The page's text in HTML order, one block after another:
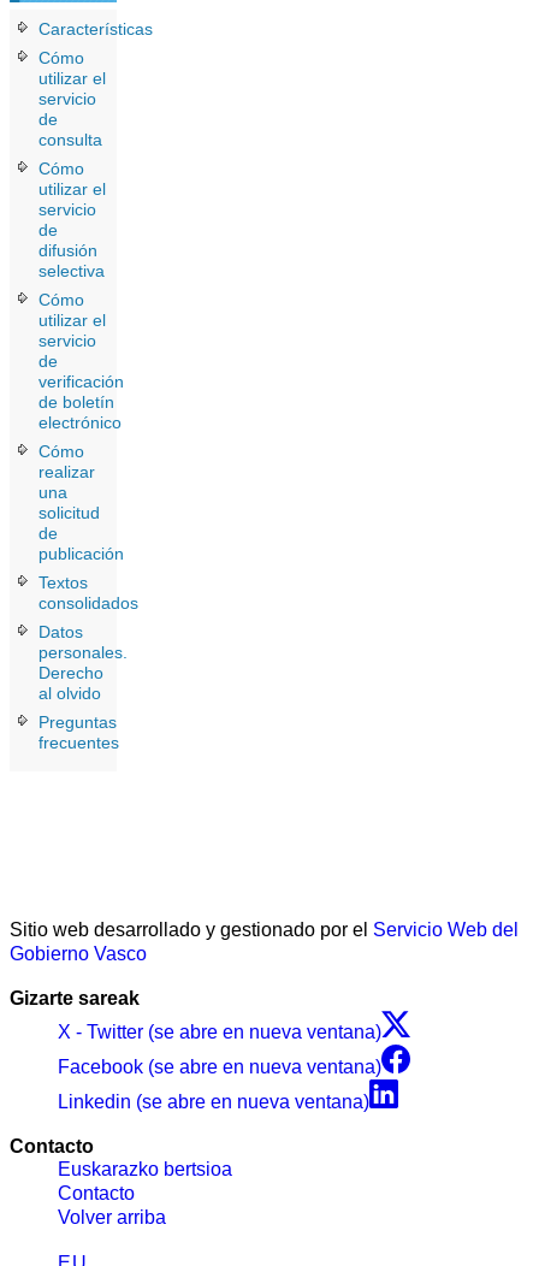
Características
Cómo
utilizar el
servicio
de
consulta
Cómo
utilizar el
servicio
de
difusión
selectiva
Cómo
utilizar el
servicio
de
verificación
de boletín
electrónico
Cómo
realizar
una
solicitud
de
publicación
Textos
consolidados
Datos
personales.
Derecho
al olvido
Preguntas
frecuentes
Sitio web desarrollado y gestionado por el Servicio Web del
Gobierno Vasco
Gizarte sareak
X - Twitter (se abre en nueva ventana)
Facebook (se abre en nueva ventana)
Linkedin (se abre en nueva ventana)
Contacto
Euskarazko bertsioa
Contacto
Volver arriba